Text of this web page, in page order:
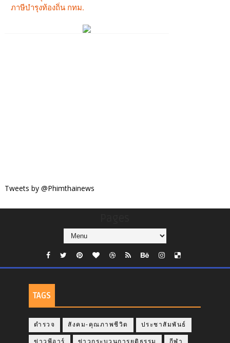
Tweets by @Phimthainews
TAGS
ตำรวจ สังคม-คุณภาพชีวิต ประชาสัมพันธ์